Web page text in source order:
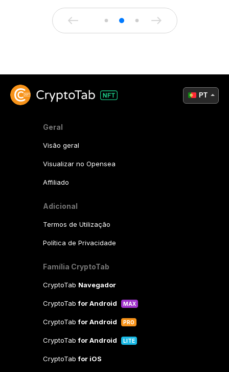
Geral
Visão geral
Visualizar no Opensea
Affiliado
Adicional
Termos de Utilização
Política de Privacidade
Família CryptoTab
CryptoTab Navegador
CryptoTabfor Android MAX
CryptoTabfor Android PRO
CryptoTabfor Android LITE
CryptoTabfor iOS
PT